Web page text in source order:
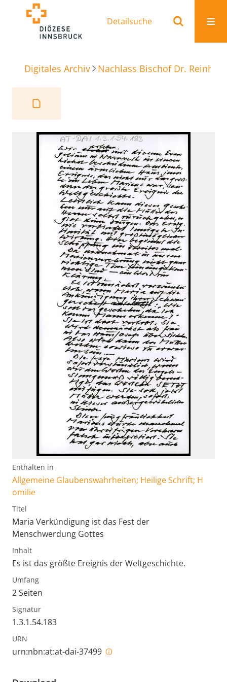
Detailsuche
Digitales Archiv Nachlass Bischof Dr.
Enthalten in
Allgemeine Glaubenswahrheiten; Heilige Schrift; H
omilie
Titel
Maria Verkündigung ist das Fest der
Menschwerdung Gottes
Inhalt
Es ist das größte Ereignis der Weltgeschichte.
Umfang
2 Seiten
Signatur
1.3.1.54.183
URN
urn:nbn:at:at-dai-37499